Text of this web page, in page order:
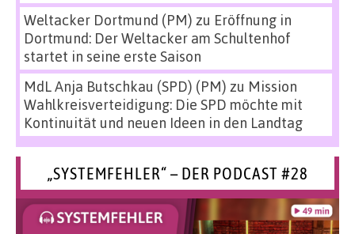
Weltacker Dortmund (PM) zu Eröffnung in
Dortmund: Der Weltacker am Schultenhof
startet in seine erste Saison
MdL Anja Butschkau (SPD) (PM) zu Mission
Wahlkreisverteidigung: Die SPD möchte mit
Kontinuität und neuen Ideen in den Landtag
„SYSTEMFEHLER“ – DER PODCAST #28